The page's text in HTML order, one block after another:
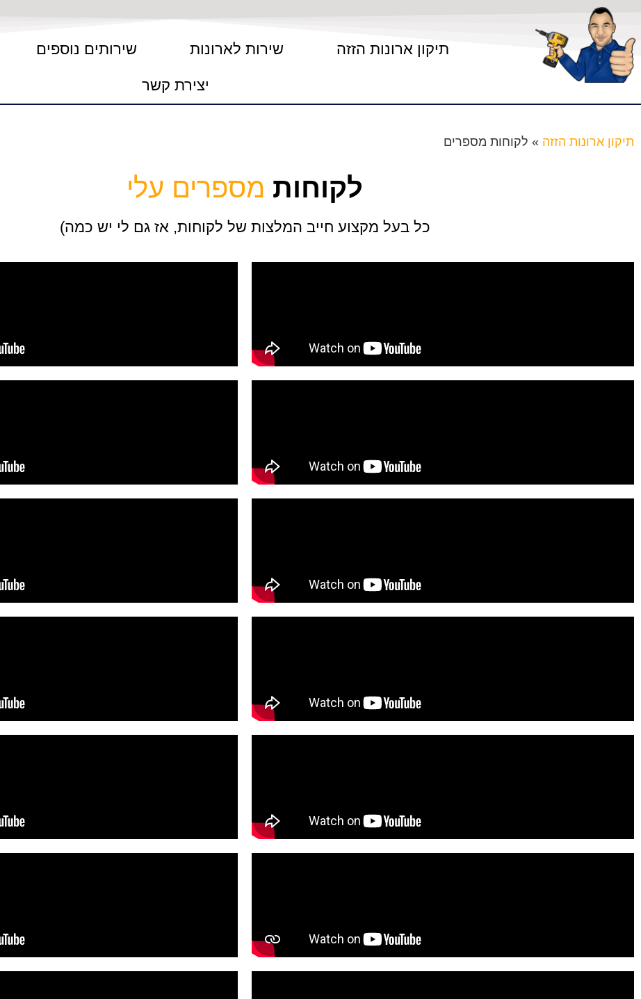
תיקון ארונות הזזה שירות לארונות שירותים נוספים
יצירת קשר
תיקון ארונות הזזה » לקוחות מספרים
לקוחות מספרים עלי
כל בעל מקצוע חייב המלצות של לקוחות, אז גם לי יש כמה)